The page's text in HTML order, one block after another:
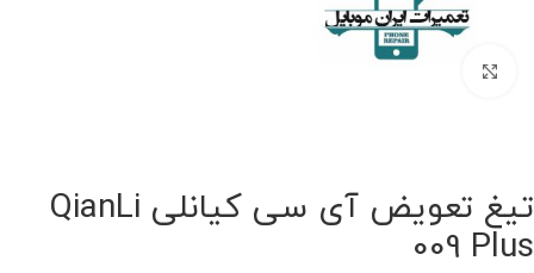
تیغ تعویض آی سی کیانلی QianLi
009 Plus